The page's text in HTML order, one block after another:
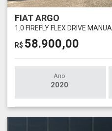
FIAT ARGO
1.0 FIREFLY FLEX DRIVE MANUAL
R$ 58.900,00
Ano
2020